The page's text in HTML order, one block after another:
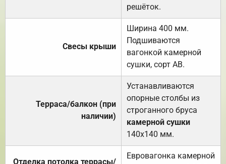
решёток.
Свесы крыши
Ширина 400 мм.
Подшиваются
вагонкой камерной
сушки, сорт АВ.
Терраса/балкон (при
наличии)
Устанавливаются
опорные столбы из
строганного бруса
камерной сушки
140х140 мм.
Отделка потолка террасы/
Евровагонка камерной